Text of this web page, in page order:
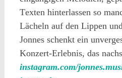
Texten hinterlassen so
Lächeln auf den Lippen
Jonnes schenkt ein
Konzert-Erlebnis, das
instagram.com/